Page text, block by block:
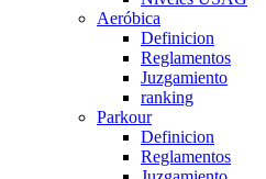
Aeróbica
Definicion
Reglamentos
Juzgamiento
ranking
Parkour
Definicion
Reglamentos